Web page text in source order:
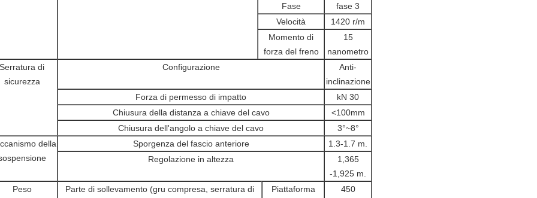
Fase
fase 3
Velocità
1420 r/m
Momento di
forza del freno
15
nanometro
Serratura di
sicurezza
Configurazione
Anti-
inclinazione
Forza di permesso di impatto
kN 30
Chiusura della distanza a chiave del cavo
<100mm
Chiusura dell'angolo a chiave del cavo
3°~8°
della
Sporgenza del fascio anteriore
1.3-1.7 m.
Regolazione in altezza
1,365
-1,925 m.
Peso
Parte di sollevamento (gru compresa, serratura di
Piattaforma
450